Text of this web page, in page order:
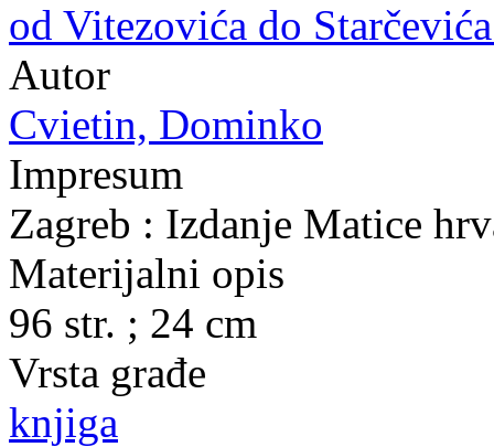
od Vitezovića do
Autor
Cvietin, Dominko
Impresum
Zagreb : Izdanje Matice
Materijalni opis
96 str. ; 24 cm
Vrsta građe
knjiga